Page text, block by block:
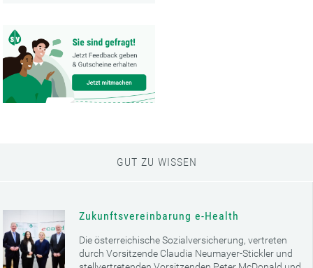
GUT ZU WISSEN
Zukunftsvereinbarung e-Health
Die österreichische Sozialversicherung, vertreten
durch Vorsitzende Claudia Neumayer-Stickler und